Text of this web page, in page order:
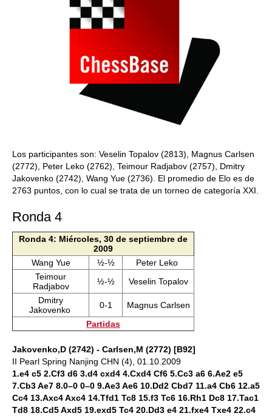
Los participantes son: Veselin Topalov (2813), Magnus Carlsen
(2772), Peter Leko (2762), Teimour Radjabov (2757), Dmitry
Jakovenko (2742), Wang Yue (2736). El promedio de Elo es de
2763 puntos, con lo cual se trata de un torneo de categoría XXI.
Ronda 4
Ronda 4: Miércoles, 30 de septiembre de
2009
Wang Yue
½-½
Peter Leko
Teimour
Radjabov
½-½
Veselin Topalov
Dmitry
Jakovenko
0-1
Magnus Carlsen
Partidas
Jakovenko,D (2742) - Carlsen,M (2772) [B92]
II Pearl Spring Nanjing CHN (4), 01.10.2009
1.e4 c5 2.Cf3 d6 3.d4 cxd4 4.Cxd4 Cf6 5.Cc3 a6 6.Ae2 e5
7.Cb3 Ae7 8.0–0 0–0 9.Ae3 Ae6 10.Dd2 Cbd7 11.a4 Cb6 12.a5
Cc4 13.Axc4 Axc4 14.Tfd1 Tc8 15.f3 Tc6 16.Rh1 Dc8 17.Tac1
Td8 18.Cd5 Axd5 19.exd5 Tc4 20.Dd3 e4 21.fxe4 Txe4 22.c4